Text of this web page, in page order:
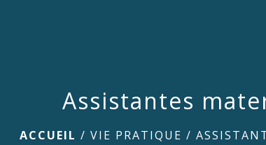
Assistantes
ACCUEIL / VIE PRATIQUE /